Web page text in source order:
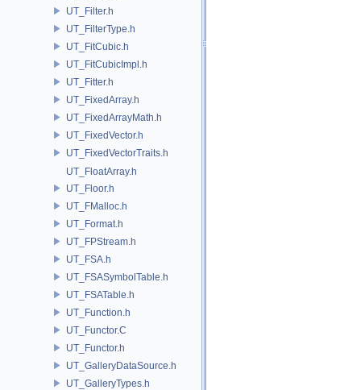
UT_Filter.h
UT_FilterType.h
UT_FitCubic.h
UT_FitCubicImpl.h
UT_Fitter.h
UT_FixedArray.h
UT_FixedArrayMath.h
UT_FixedVector.h
UT_FixedVectorTraits.h
UT_FloatArray.h
UT_Floor.h
UT_FMalloc.h
UT_Format.h
UT_FPStream.h
UT_FSA.h
UT_FSASymbolTable.h
UT_FSATable.h
UT_Function.h
UT_Functor.C
UT_Functor.h
UT_GalleryDataSource.h
UT_GalleryTypes.h